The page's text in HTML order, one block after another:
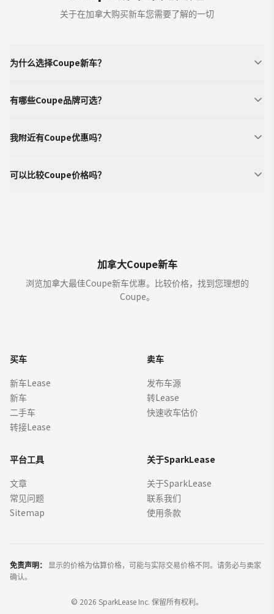
关于在加拿大购买新车您需要了解的一切
为什么选择Coupe新车？
有哪些Coupe品牌可选？
我附近有Coupe优惠吗？
可以比较Coupe价格吗？
加拿大Coupe新车
浏览加拿大最佳Coupe新车优惠。比较价格，找到您理想的
Coupe。
买车
新车Lease
新车
二手车
转接Lease
卖车
发布车源
转Lease
快速收车估价
平台工具
文章
常见问题
Sitemap
关于SparkLease
关于SparkLease
联系我们
使用条款
免责声明：
显示的价格为估算价格，可能与实际交易价格不同。请务必与卖家
确认。
© 2026 SparkLease Inc. 保留所有权利。